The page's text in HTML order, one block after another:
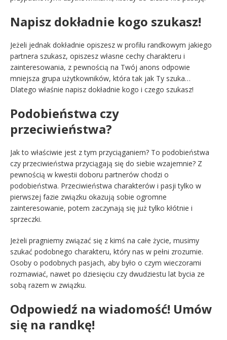
Napisz dokładnie kogo szukasz!
Jeżeli jednak dokładnie opiszesz w profilu randkowym jakiego
partnera szukasz, opiszesz własne cechy charakteru i
zainteresowania, z pewnością na Twój anons odpowie
mniejsza grupa użytkowników, która tak jak Ty szuka…
Dlatego właśnie napisz dokładnie kogo i czego szukasz!
Podobieństwa czy
przeciwieństwa?
Jak to właściwie jest z tym przyciąganiem? To podobieństwa
czy przeciwieństwa przyciągają się do siebie wzajemnie? Z
pewnością w kwestii doboru partnerów chodzi o
podobieństwa. Przeciwieństwa charakterów i pasji tylko w
pierwszej fazie związku okazują sobie ogromne
zainteresowanie, potem zaczynają się już tylko kłótnie i
sprzeczki.
Jeżeli pragniemy związać się z kimś na całe życie, musimy
szukać podobnego charakteru, który nas w pełni zrozumie.
Osoby o podobnych pasjach, aby było o czym wieczorami
rozmawiać, nawet po dziesięciu czy dwudziestu lat bycia ze
sobą razem w związku.
Odpowiedź na wiadomość! Umów
się na randkę!